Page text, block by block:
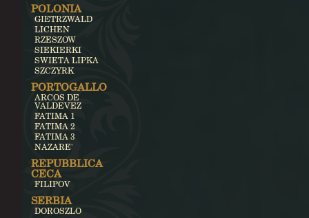
POLONIA
GIETRZWALD
LICHEN
RZESZOW
SIEKIERKI
SWIETA LIPKA
SZCZYRK
PORTOGALLO
ARCOS DE
VALDEVEZ
FATIMA 1
FATIMA 2
FATIMA 3
NAZARE'
REPUBBLICA
CECA
FILIPOV
SERBIA
DOROSZLO